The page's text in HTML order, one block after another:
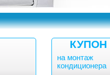
КУПОН
на монтаж
кондиционера